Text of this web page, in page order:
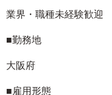
業界・職種未経験歓迎
■勤務地
大阪府
■雇用形態